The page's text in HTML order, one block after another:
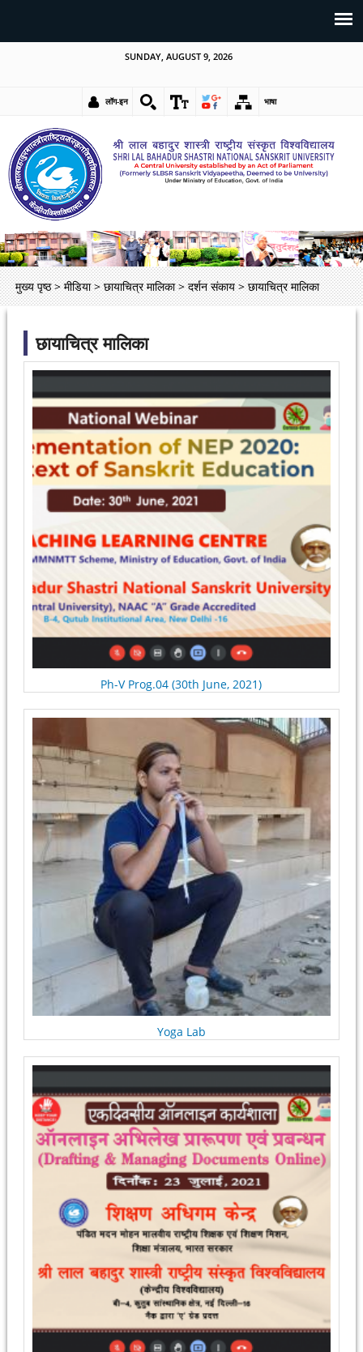
SUNDAY, AUGUST 9, 2026
लॉग-इन भाषा
मुख्य पृष्ठ > मीडिया > छायाचित्र मालिका > दर्शन संकाय > छायाचित्र मालिका
छायाचित्र मालिका
Ph-V Prog.04 (30th June, 2021)
Yoga Lab
Pages